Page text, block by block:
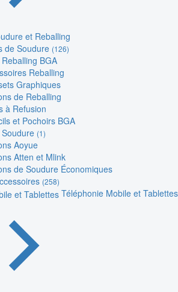
et Reballing
de Soudure (126)
BGA
Reballing
Graphiques
de Reballing
à Refusion
et Pochoirs BGA
(1)
Aoyue
Atten et Mlink
de Soudure Économiques
(258)
Téléphonie Mobile et Tablettes